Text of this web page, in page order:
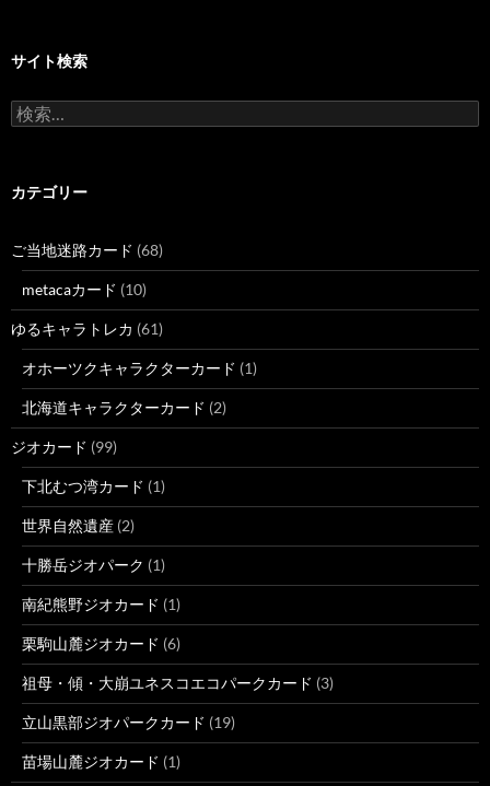
サイト検索
検
索:
カテゴリー
ご当地迷路カード (68)
metacaカード (10)
ゆるキャラトレカ (61)
オホーツクキャラクターカード (1)
北海道キャラクターカード (2)
ジオカード (99)
下北むつ湾カード (1)
世界自然遺産 (2)
十勝岳ジオパーク (1)
南紀熊野ジオカード (1)
栗駒山麓ジオカード (6)
祖母・傾・大崩ユネスコエコパークカード (3)
立山黒部ジオパークカード (19)
苗場山麓ジオカード (1)